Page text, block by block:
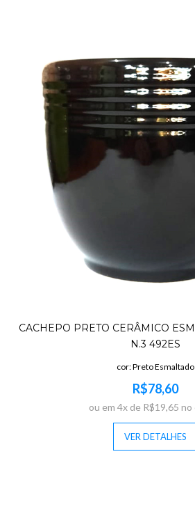
CACHEPO PRETO CERÂMICO
N.3 492ES
cor: Preto Esmaltado
R$78,60
ou em 4x de R$19,65 no
VER DETALHES